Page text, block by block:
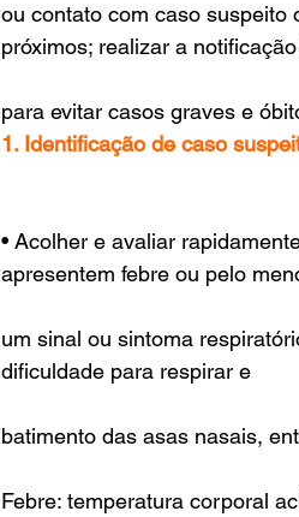
ou contato com caso suspeito
próximos; realizar a
para evitar casos graves e
1. Identificação de caso
• Acolher e avaliar
apresentem febre ou pelo
um sinal ou sintoma
dificuldade para respirar e
batimento das asas nasais,
Febre: temperatura corporal